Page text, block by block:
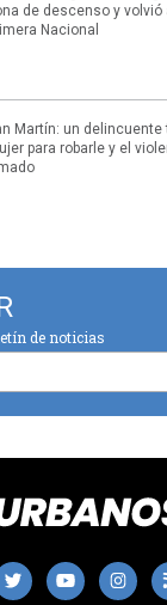
de descenso y volvió
Nacional
Martín: un delincuente
para robarle y el
de noticias